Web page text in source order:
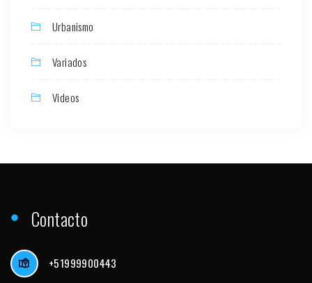
Urbanismo
Variados
Videos
Contacto
+51999900443